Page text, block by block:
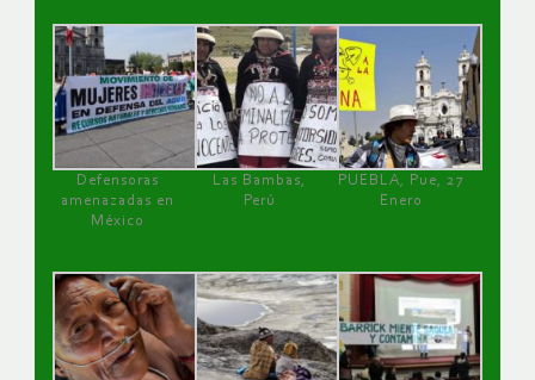
Defensoras
amenazadas en
México
Las Bambas,
Perú
PUEBLA, Pue, 27
Enero